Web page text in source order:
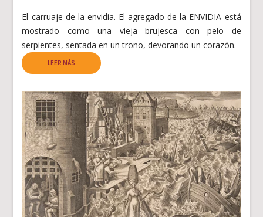
El carruaje de la envidia. El agregado de la ENVIDIA está
mostrado como una vieja brujesca con pelo de
serpientes, sentada en un trono, devorando un corazón.
LEER MÁS